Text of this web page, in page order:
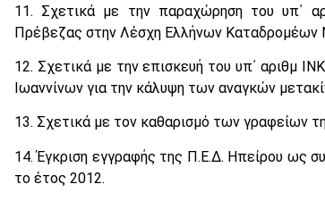
11. Σχετικά με την παραχώρηση του υπ΄
Πρέβεζας στην Λέσχη Ελλήνων Καταδρομέων
12. Σχετικά με την επισκευή του υπ΄ αριθμ
Ιωαννίνων για την κάλυψη των αναγκών
13. Σχετικά με τον καθαρισμό των γραφείων
14. Έγκριση εγγραφής της Π.Ε.Δ. Ηπείρου ως
το έτος 2012.